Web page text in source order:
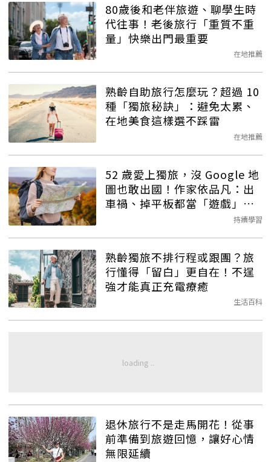
80歲後和老伴旅遊、聊學生時
代往事！老後旅行「重質不重
量」快樂出門最重要
在地推薦
熟齡自助旅行怎麼玩？超過 10
種「獨旅秘訣」：避免太累、
在地美食這樣選不踩雷
在地推薦
52 歲愛上獨旅，沒 Google 地
圖也敢出國！作家依品凡：出
車禍、掉平板都當「遊戲」轉
持續學習
熟齡獨旅不排行程或跟團？旅
行懂得「留白」更自在！不逞
強才能真正充電療癒
生活百科
退休旅行不是走馬開花！從事
前準備到旅遊回憶，讓好心情
無限延續